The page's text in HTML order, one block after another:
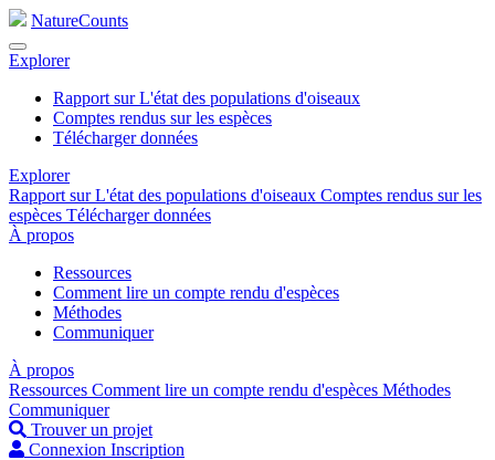
NatureCounts
Explorer
Rapport sur L'état des populations d'oiseaux
Comptes rendus sur les espèces
Télécharger données
Explorer
Rapport sur L'état des populations d'oiseaux Comptes rendus sur les
espèces Télécharger données
À propos
Ressources
Comment lire un compte rendu d'espèces
Méthodes
Communiquer
À propos
Ressources Comment lire un compte rendu d'espèces Méthodes
Communiquer
Trouver un projet
Connexion Inscription